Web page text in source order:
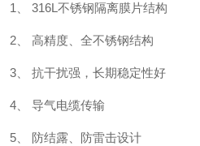
1、 316L不锈钢隔离膜片结构
2、 高精度、全不锈钢结构
3、 抗干扰强，长期稳定性好
4、 导气电缆传输
5、 防结露、防雷击设计